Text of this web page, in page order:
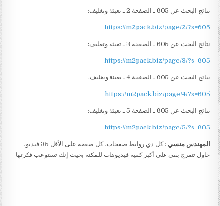
نتائج البحث عن 605 ـ الصفحة 2 ـ تعبئة وتغليف:
https://m2pack.biz/page/2/?s=605
نتائج البحث عن 605 ـ الصفحة 3 ـ تعبئة وتغليف:
https://m2pack.biz/page/3/?s=605
نتائج البحث عن 605 ـ الصفحة 4 ـ تعبئة وتغليف:
https://m2pack.biz/page/4/?s=605
نتائج البحث عن 605 ـ الصفحة 5 ـ تعبئة وتغليف:
https://m2pack.biz/page/5/?s=605
المهندس منسي :
كل دي روابط صفحات، كل صفحة على الأقل 35 فيديو،
حاول تتفرج بقى على أكبر كمية فيديوهات للمكنة بحيث إنك تستوعب فكرتها